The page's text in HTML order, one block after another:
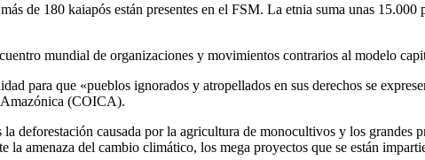
de 180 kaiapós están presentes en el FSM. La etnia suma unas
mundial de organizaciones y movimientos contrarios al modelo
para que «pueblos ignorados y atropellados en sus derechos se
Amazónica (COICA).
deforestación causada por la agricultura de monocultivos y los grandes
la amenaza del cambio climático, los mega proyectos que se están